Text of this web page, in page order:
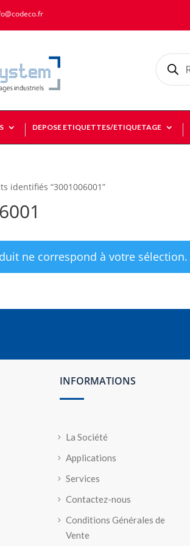
produits
DEPOSE ETIQUETTES/ETIQUETAGE
identifiés “3001006001”
ne correspond à votre sélection.
INFORMATIONS
La Société
Applications
Services
Contactez-nous
Conditions Générales de
Vente